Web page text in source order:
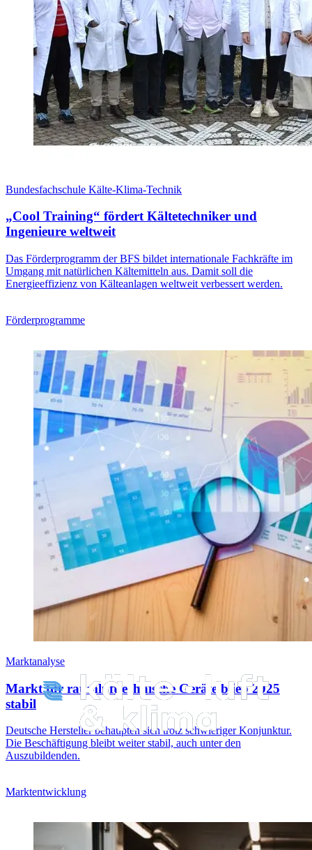
Bundesfachschule Kälte-Klima-Technik
„Cool Training“ fördert Kältetechniker und
Ingenieure weltweit
Das Förderprogramm der BFS bildet internationale Fachkräfte im
Umgang mit natürlichen Kältemitteln aus. Damit soll die
Energieeffizienz von Kälteanlagen weltweit verbessert werden.
Förderprogramme
Marktanalyse
Markt für raumlufttechnische Geräte blieb 2025
stabil
Deutsche Hersteller behaupten sich trotz schwieriger Konjunktur.
Die Beschäftigung bleibt weiter stabil, auch unter den
Auszubildenden.
Marktentwicklung